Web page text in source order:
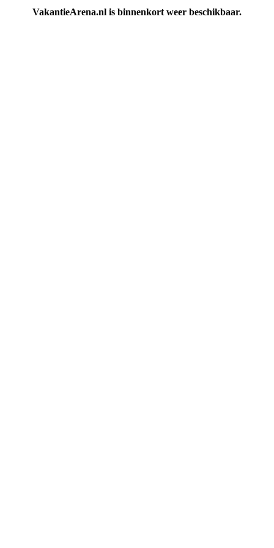
VakantieArena.nl is binnenkort weer beschikbaar.